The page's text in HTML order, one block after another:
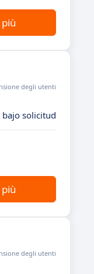
degli utenti
bajo solicitud
degli utenti